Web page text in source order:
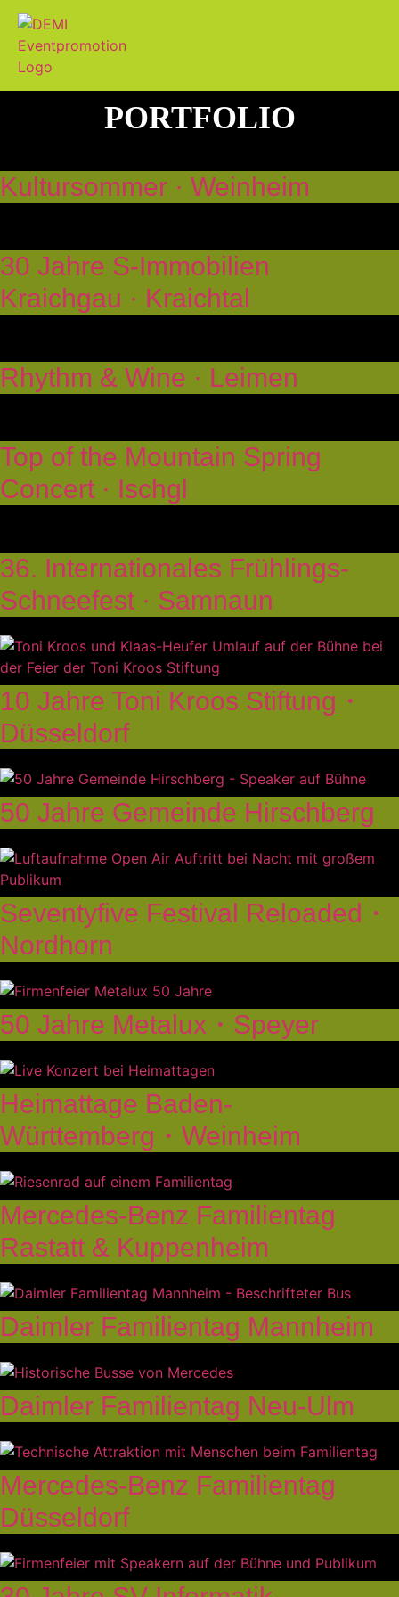
PORTFOLIO
Kultursommer · Weinheim
30 Jahre S-Immobilien
Kraichgau · Kraichtal
Rhythm & Wine · Leimen
Top of the Mountain Spring
Concert · Ischgl
36. Internationales Frühlings-
Schneefest · Samnaun
10 Jahre Toni Kroos Stiftung・
Düsseldorf
50 Jahre Gemeinde Hirschberg
Seventyfive Festival Reloaded・
Nordhorn
50 Jahre Metalux・Speyer
Heimattage Baden-
Württemberg・Weinheim
Mercedes‑Benz Familientag
Rastatt & Kuppenheim
Daimler Familientag Mannheim
Daimler Familientag Neu-Ulm
Mercedes‑Benz Familientag
Düsseldorf